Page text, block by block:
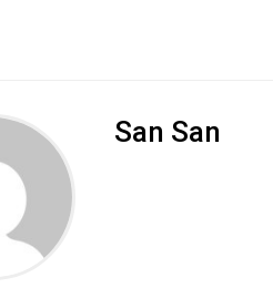
San San